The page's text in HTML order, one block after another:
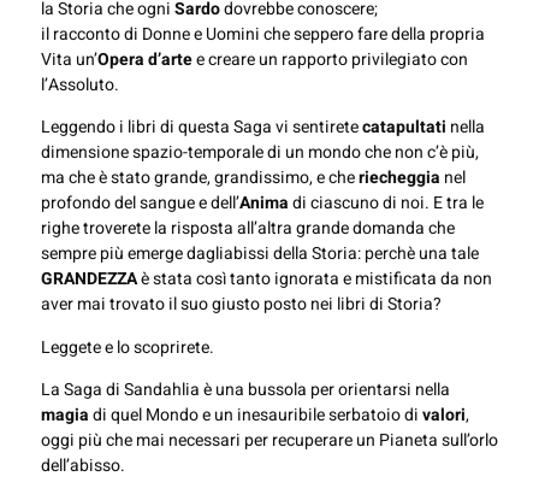
la Storia che ogniSardodovrebbe conoscere;
il racconto di Donne e Uomini che seppero fare della propria
Vita un’Opera d’artee creare un rapporto privilegiato con
l’Assoluto.
Leggendo i libri di questa Saga vi sentiretecatapultati nella
dimensione spazio-temporale di un mondo che non c’è più,
ma che è stato grande, grandissimo, e cheriecheggia nel
profondo del sangue e dell’Animadi ciascuno di noi. E tra le
righe troverete la risposta all’altra grande domanda che
sempre più emerge dagliabissi della Storia: perchè una tale
GRANDEZZAè stata così tanto ignorata e mistificata da non
aver mai trovato il suo giusto posto nei libri di Storia?
Leggete e lo scoprirete.
La Saga di Sandahlia è una bussola per orientarsi nella
magiadi quel Mondo e un inesauribile serbatoio divalori,
oggi più che mai necessari per recuperare un Pianeta sull’orlo
dell’abisso.